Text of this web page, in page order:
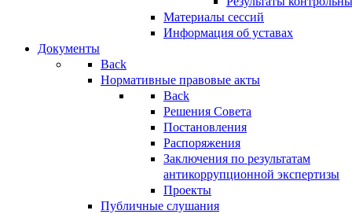
Материалы сессий
Информация об уставах
Документы
Back
Нормативные правовые акты
Back
Решения Совета
Постановления
Распоряжения
Заключения по результатам
антикоррупционной экспертизы
Проекты
Публичные слушания